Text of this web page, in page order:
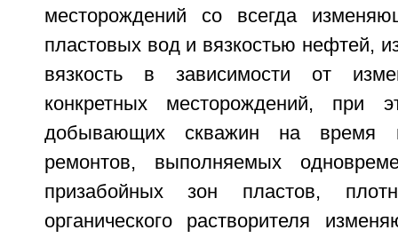
месторождений со всегда
пластовых вод и вязкостью нефтей,
вязкость в зависимости от
конкретных месторождений, при
добывающих скважин на время
ремонтов, выполняемых
призабойных зон пластов,
органического растворителя